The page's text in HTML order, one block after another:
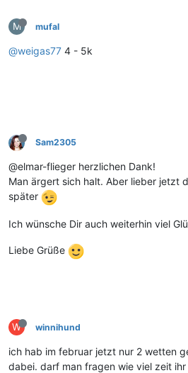
M mufal
@weigas77 4 - 5k
Sam2305
@elmar-flieger herzlichen Dank!
Man ärgert sich halt. Aber lieber jetzt
später
Ich wünsche Dir auch weiterhin viel
Liebe Grüße
W winnihund
ich hab im februar jetzt nur 2 wetten
dabei. darf man fragen wie viel zeit